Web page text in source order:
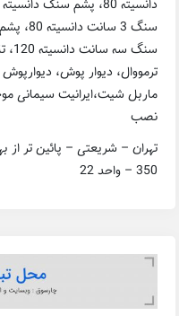
ترمووال، دیوار پوش،
ماربل شیت،ایرانیت سیمانی
نصب
تهران – شریعتی – پائین تر
350 – واحد 22